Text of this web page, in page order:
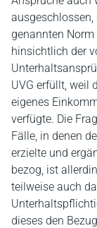
genannten
hinsichtlich der
UVG erfüllt, weil
eigenes
verfügte. Die
Fälle, in denen
erzielte und
bezog, ist
teilweise auch
dieses den